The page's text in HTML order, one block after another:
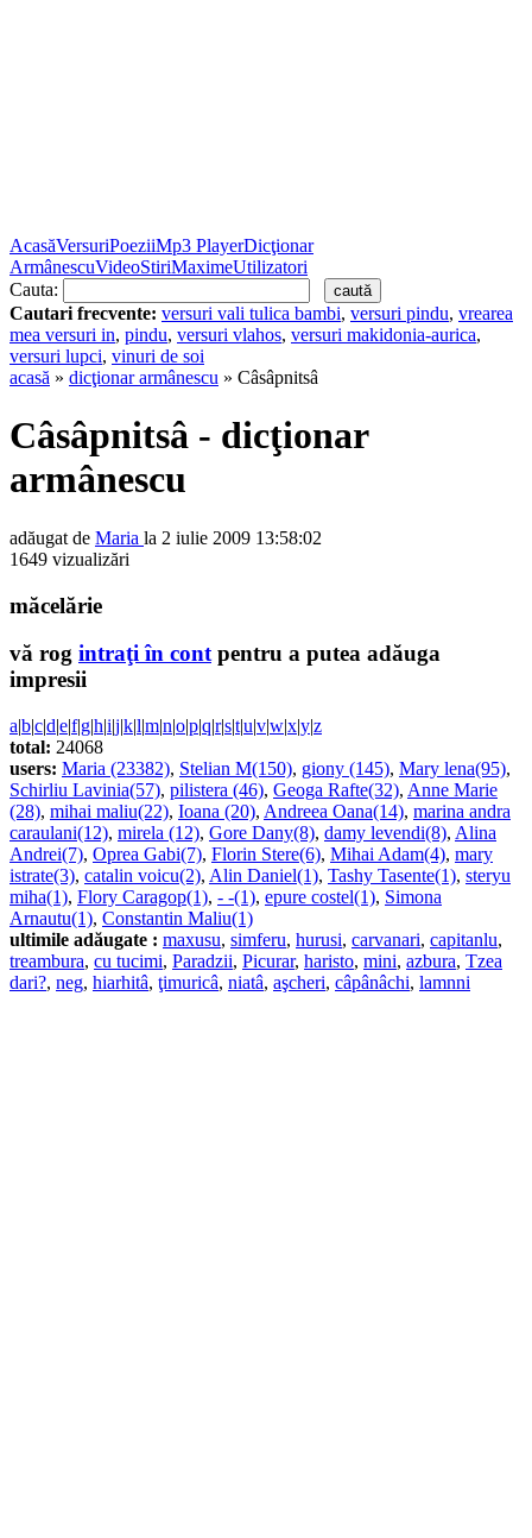
AcasăVersuriPoeziiMp3 PlayerDicţionar
ArmânescuVideoStiriMaximeUtilizatori
Cauta:
Cautari frecvente: versuri vali tulica bambi, versuri pindu, vrearea
mea versuri in, pindu, versuri vlahos, versuri makidonia-aurica,
versuri lupci, vinuri de soi
acasă » dicţionar armânescu » Câsâpnitsâ
Câsâpnitsâ - dicţionar
armânescu
adăugat de Maria la 2 iulie 2009 13:58:02
1649 vizualizări
măcelărie
vă rog intraţi în contpentru a putea adăuga
impresii
a|b|c|d|e|f|g|h|i|j|k|l|m|n|o|p|q|r|s|t|u|v|w|x|y|z
total: 24068
users: Maria (23382), Stelian M(150), giony (145), Mary lena(95),
Schirliu Lavinia(57), pilistera (46), Geoga Rafte(32), Anne Marie
(28), mihai maliu(22), Ioana (20), Andreea Oana(14), marina andra
caraulani(12), mirela (12), Gore Dany(8), damy levendi(8), Alina
Andrei(7), Oprea Gabi(7), Florin Stere(6), Mihai Adam(4), mary
istrate(3), catalin voicu(2), Alin Daniel(1), Tashy Tasente(1), steryu
miha(1), Flory Caragop(1), - -(1), epure costel(1), Simona
Arnautu(1), Constantin Maliu(1)
ultimile adăugate : maxusu, simferu, hurusi, carvanari, capitanlu,
treambura, cu tucimi, Paradzii, Picurar, haristo, mini, azbura, Tzea
dari?, neg, hiarhitâ, ţimuricâ, niatâ, aşcheri, câpânâchi, lamnni